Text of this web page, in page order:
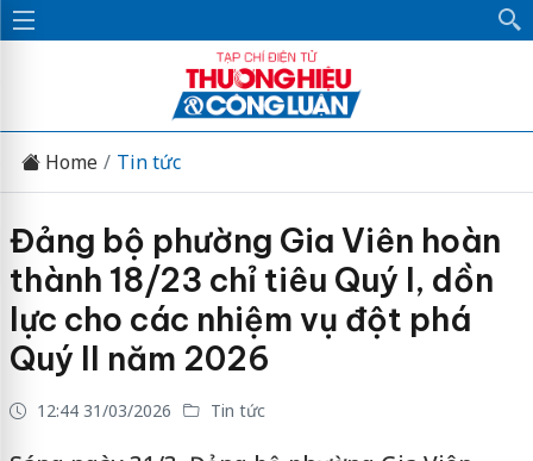
Home Tin tức
Đảng bộ phường Gia Viên hoàn
thành 18/23 chỉ tiêu Quý I, dồn
lực cho các nhiệm vụ đột phá
Quý II năm 2026
12:44 31/03/2026 Tin tức